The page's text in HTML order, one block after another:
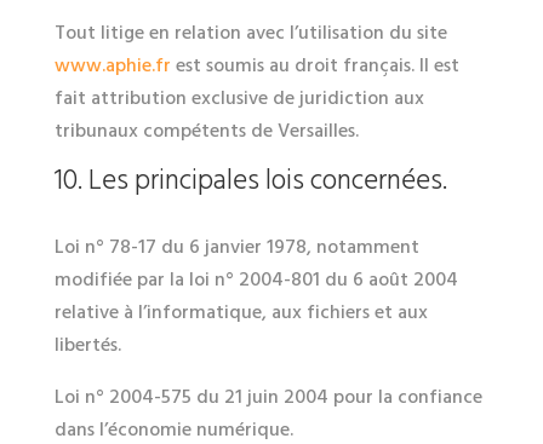
Tout litige en relation avec l’utilisation du site
www.aphie.frest soumis au droit français. Il est
fait attribution exclusive de juridiction aux
tribunaux compétents de Versailles.
10. Les principales lois concernées.
Loi n° 78-17 du 6 janvier 1978, notamment
modifiée par la loi n° 2004-801 du 6 août 2004
relative à l’informatique, aux fichiers et aux
libertés.
Loi n° 2004-575 du 21 juin 2004 pour la confiance
dans l’économie numérique.